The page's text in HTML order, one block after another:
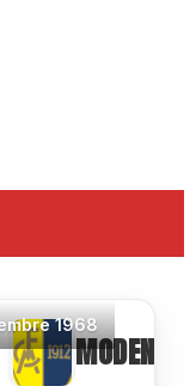
1968
MODENA